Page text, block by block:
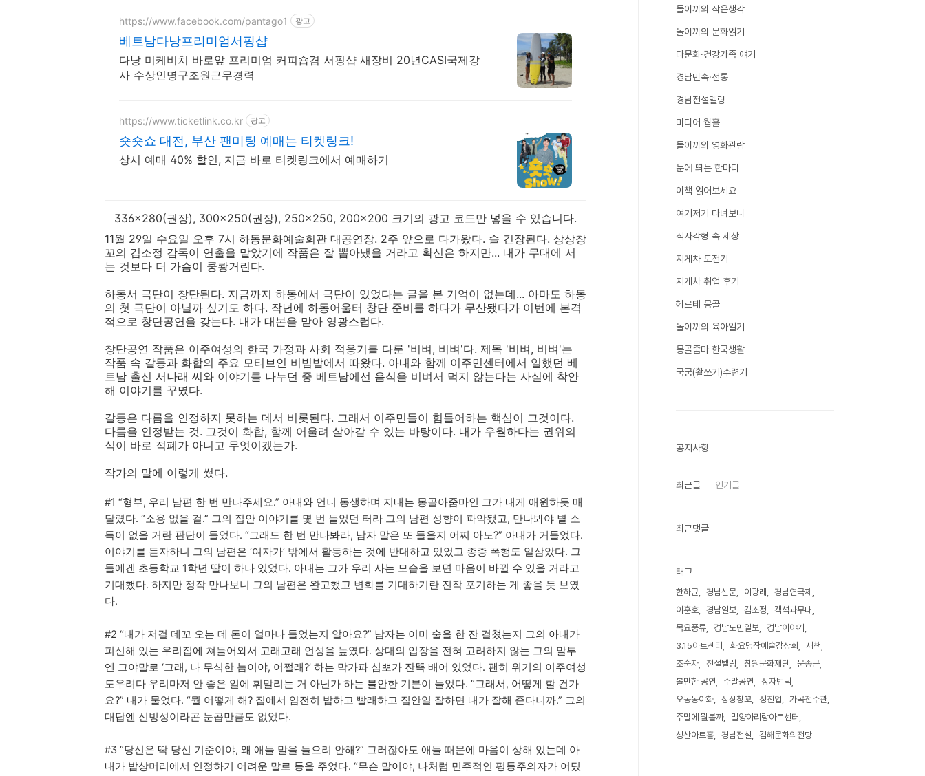
https://www.facebook.com/pantago1 광고
베트남다낭프리미엄서핑샵
다낭 미케비치 바로앞 프리미엄 커피숍겸 서핑샵 새장비 20년CASI국제강
사 수상인명구조원근무경력
https://www.ticketlink.co.kr 광고
숏숏쇼 대전, 부산 팬미팅 예매는 티켓링크!
상시 예매 40% 할인, 지금 바로 티켓링크에서 예매하기
336x280(권장), 300x250(권장), 250x250, 200x200 크기의 광고 코드만 넣을 수 있습니다.
11월 29일 수요일 오후 7시 하동문화예술회관 대공연장. 2주 앞으로 다가왔다. 슬 긴장된다. 상상창
꼬의 김소정 감독이 연출을 맡았기에 작품은 잘 뽑아냈을 거라고 확신은 하지만... 내가 무대에 서
는 것보다 더 가슴이 쿵쾅거린다.
하동서 극단이 창단된다. 지금까지 하동에서 극단이 있었다는 글을 본 기억이 없는데... 아마도 하동
의 첫 극단이 아닐까 싶기도 하다. 작년에 하동어울터 창단 준비를 하다가 무산됐다가 이번에 본격
적으로 창단공연을 갖는다. 내가 대본을 맡아 영광스럽다.
창단공연 작품은 이주여성의 한국 가정과 사회 적응기를 다룬 '비벼, 비벼'다. 제목 '비벼, 비벼'는
작품 속 갈등과 화합의 주요 모티브인 비빔밥에서 따왔다. 아내와 함께 이주민센터에서 일했던 베
트남 출신 서나래 씨와 이야기를 나누던 중 베트남에선 음식을 비벼서 먹지 않는다는 사실에 착안
해 이야기를 꾸몄다.
갈등은 다름을 인정하지 못하는 데서 비롯된다. 그래서 이주민들이 힘들어하는 핵심이 그것이다.
다름을 인정받는 것. 그것이 화합, 함께 어울려 살아갈 수 있는 바탕이다. 내가 우월하다는 권위의
식이 바로 적폐가 아니고 무엇이겠는가.
작가의 말에 이렇게 썼다.
#1 “형부, 우리 남편 한 번 만나주세요.” 아내와 언니 동생하며 지내는 몽골아줌마인 그가 내게 애원하듯 매
달렸다. “소용 없을 걸.” 그의 집안 이야기를 몇 번 들었던 터라 그의 남편 성향이 파악됐고, 만나봐야 별 소
득이 없을 거란 판단이 들었다. “그래도 한 번 만나봐라, 남자 말은 또 들을지 어찌 아노?” 아내가 거들었다.
이야기를 듣자하니 그의 남편은 ‘여자가’ 밖에서 활동하는 것에 반대하고 있었고 종종 폭행도 일삼았다. 그
들에겐 초등학교 1학년 딸이 하나 있었다. 아내는 그가 우리 사는 모습을 보면 마음이 바뀔 수 있을 거라고
기대했다. 하지만 정작 만나보니 그의 남편은 완고했고 변화를 기대하기란 진작 포기하는 게 좋을 듯 보였
다.
#2 “내가 저걸 데꼬 오는 데 돈이 얼마나 들었는지 알아요?” 남자는 이미 술을 한 잔 걸쳤는지 그의 아내가
피신해 있는 우리집에 쳐들어와서 고래고래 언성을 높였다. 상대의 입장을 전혀 고려하지 않는 그의 말투
엔 그야말로 ‘그래, 나 무식한 놈이야, 어쩔래?’ 하는 막가파 심뽀가 잔뜩 배어 있었다. 괜히 위기의 이주여성
도우려다 우리마저 안 좋은 일에 휘말리는 거 아닌가 하는 불안한 기분이 들었다. “그래서, 어떻게 할 건가
요?” 내가 물었다. “뭘 어떻게 해? 집에서 얌전히 밥하고 빨래하고 집안일 잘하면 내가 잘해 준다니까.” 그의
대답엔 신빙성이라곤 눈곱만큼도 없었다.
#3 “당신은 딱 당신 기준이야, 왜 애들 말을 들으려 안해?” 그러잖아도 애들 때문에 마음이 상해 있는데 아
내가 밥상머리에서 인정하기 어려운 말로 퉁을 주었다. “무슨 말이야, 나처럼 민주적인 평등주의자가 어딨
돌이끼의 작은생각
돌이끼의 문화읽기
다문화·건강가족 얘기
경남민속·전통
경남전설텔링
미디어 웜홀
돌이끼의 영화관람
눈에 띄는 한마디
이책 읽어보세요
여기저기 다녀보니
직사각형 속 세상
지게차 도전기
지게차 취업 후기
헤르테 몽골
돌이끼의 육아일기
몽골줌마 한국생활
국궁(활쏘기)수련기
공지사항
최근글 인기글
최근댓글
태그
한하균 경남신문 이광래
경남연극제
이훈호
경남일보 김소정
객석과무대
목요풍류
경남도민일보
경남이야기
3.15아트센터
화요명작예술감상회
새책
조순자
전설텔링 창원문화재단
문종근
볼만한 공연
주말공연
장자번덕
오동동야화
상상창꼬 정진업
가곡전수관
주말에 뭘볼까
밀양아리랑아트센터
성산아트홀
경남전설 김해문화의전당